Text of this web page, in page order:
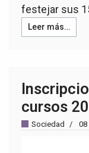
festejar sus
Leer más…
cursos
Sociedad 08